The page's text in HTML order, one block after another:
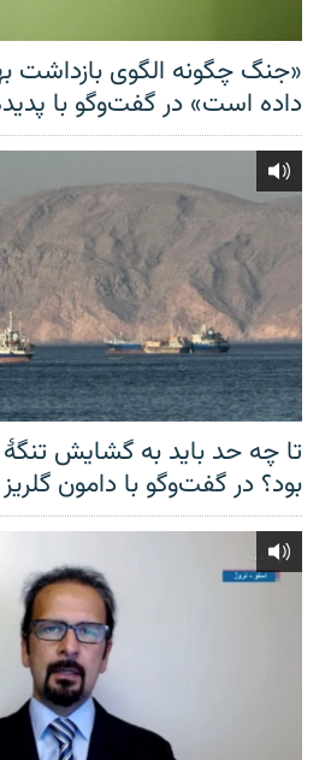
«جنگ چگونه الگوی بازداشت
داده است» در گفت‌وگو با
تا چه حد باید به گشایش
بود؟ در گفت‌وگو با دامون گلریز